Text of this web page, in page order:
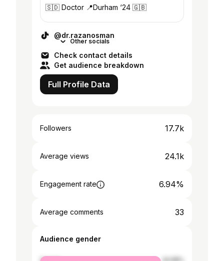
🇸🇩 Doctor 📍Durham ‘24 🇬🇧
@dr.razanosman
Other socials
Check contact details
Get audience breakdown
Full Profile Data
Followers 17.7k
Average views 24.1k
Engagement rate 6.94%
Average comments 33
Audience gender